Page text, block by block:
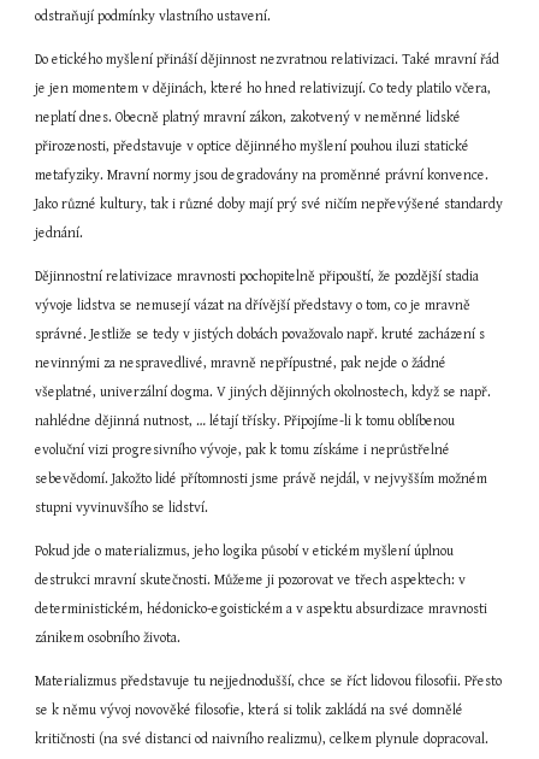
odstraňují podmínky vlastního ustavení.
Do etického myšlení přináší dějinnost nezvratnou relativizaci. Také mravní řád
je jen momentem v dějinách, které ho hned relativizují. Co tedy platilo včera,
neplatí dnes. Obecně platný mravní zákon, zakotvený v neměnné lidské
přirozenosti, představuje v optice dějinného myšlení pouhou iluzi statické
metafyziky. Mravní normy jsou degradovány na proměnné právní konvence.
Jako různé kultury, tak i různé doby mají prý své ničím nepřevýšené standardy
jednání.
Dějinnostní relativizace mravnosti pochopitelně připouští, že pozdější stadia
vývoje lidstva se nemusejí vázat na dřívější představy o tom, co je mravně
správné. Jestliže se tedy v jistých dobách považovalo např. kruté zacházení s
nevinnými za nespravedlivé, mravně nepřípustné, pak nejde o žádné
všeplatné, univerzální dogma. V jiných dějinných okolnostech, když se např.
nahlédne dějinná nutnost, … létají třísky. Připojíme-li k tomu oblíbenou
evoluční vizi progresivního vývoje, pak k tomu získáme i neprůstřelné
sebevědomí. Jakožto lidé přítomnosti jsme právě nejdál, v nejvyšším možném
stupni vyvinuvšího se lidství.
Pokud jde o materializmus, jeho logika působí v etickém myšlení úplnou
destrukci mravní skutečnosti. Můžeme ji pozorovat ve třech aspektech: v
deterministickém, hédonicko-egoistickém a v aspektu absurdizace mravnosti
zánikem osobního života.
Materializmus představuje tu nejjednodušší, chce se říct lidovou filosofii. Přesto
se k němu vývoj novověké filosofie, která si tolik zakládá na své domnělé
kritičnosti (na své distanci od naivního realizmu), celkem plynule dopracoval.